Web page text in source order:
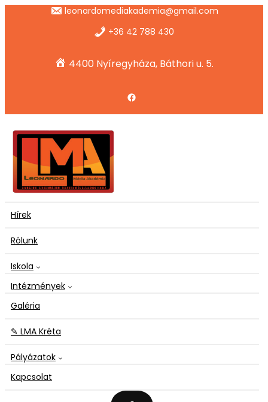
leonardomediakademia@gmail.com
+36 42 788 430
4400 Nyíregyháza, Báthori u. 5.
Facebook
Hírek
Rólunk
Iskola
Intézmények
Galéria
✎ LMA Kréta
Pályázatok
Kapcsolat